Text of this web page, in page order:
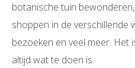
botanische tuin
shoppen in de verschillende
bezoeken en veel meer. Het
altijd wat te doen is.